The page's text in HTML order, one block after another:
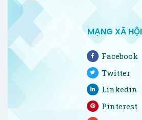
MẠNG XÃ HỘI
Facebook
Twitter
Linkedin
Pinterest